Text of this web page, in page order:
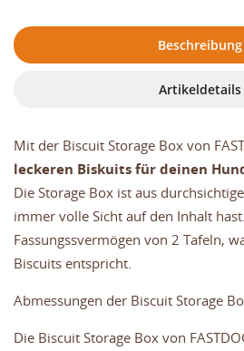
Beschreibung
Artikeldetails
Mit der Biscuit Storage Box von
leckeren Biskuits für deinen
Die Storage Box ist aus
immer volle Sicht auf den Inhalt
Fassungssvermögen von 2 Tafeln,
Biscuits entspricht.
Abmessungen der Biscuit Storage
Die Biscuit Storage Box von